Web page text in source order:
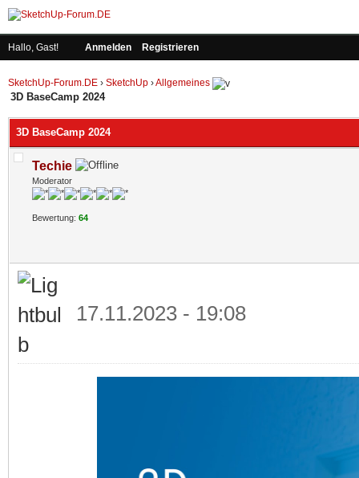
Hallo, Gast! Anmelden Registrieren
SketchUp-Forum.DE › SketchUp ›Allgemeines
3D BaseCamp 2024
3D BaseCamp 2024
Techie
Moderator
Bewertung: 64
17.11.2023 - 19:08